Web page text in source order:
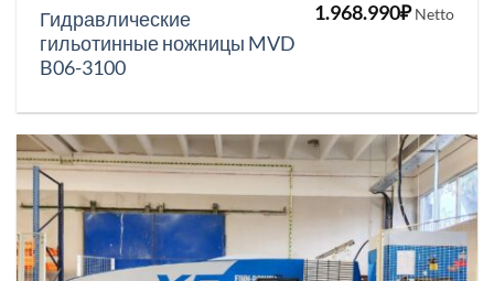
Гидравлические
гильотинные ножницы MVD
B06-3100
1.968.990₽ Netto